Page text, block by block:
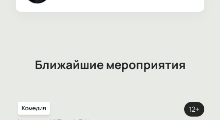
Ближайшие мероприятия
Комедия
12+